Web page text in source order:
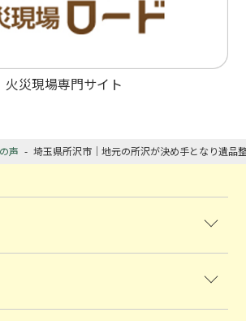
火災現場専門サイト
声 - 埼玉県所沢市｜地元の所沢が決め手となり遺品